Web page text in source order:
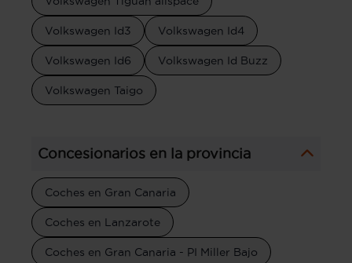
Volkswagen Id3 Volkswagen Id4
Volkswagen Id6 Volkswagen Id Buzz
Volkswagen Taigo
Concesionarios en la provincia
Coches en Gran Canaria
Coches en Lanzarote
Coches en Gran Canaria - PI Miller Bajo